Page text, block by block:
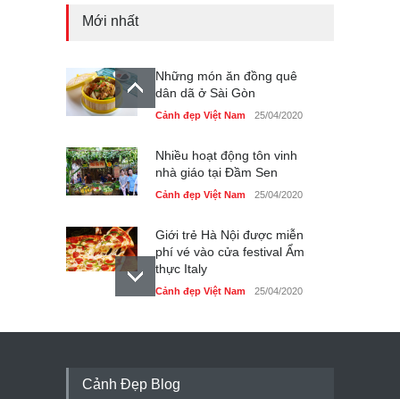
Mới nhất
Những món ăn đồng quê
dân dã ở Sài Gòn
Cảnh đẹp Việt Nam 25/04/2020
Nhiều hoạt động tôn vinh
nhà giáo tại Đầm Sen
Cảnh đẹp Việt Nam 25/04/2020
Giới trẻ Hà Nội được miễn
phí vé vào cửa festival Ẩm
thực Italy
Cảnh đẹp Việt Nam 25/04/2020
Tam giác mạch khoe sắc
Cảnh Đẹp Blog